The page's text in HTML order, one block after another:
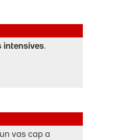
intensives.
vas cap a